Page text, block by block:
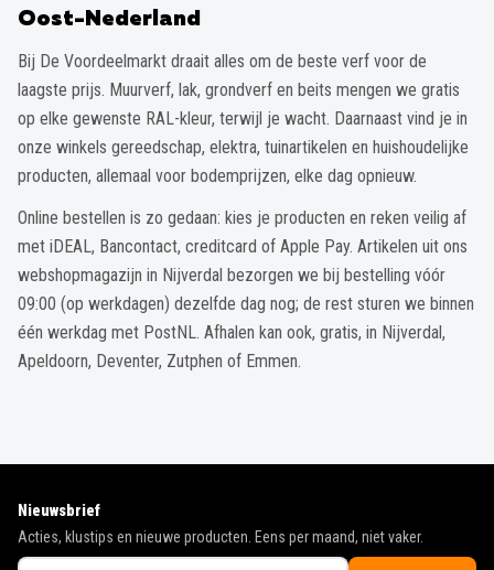
Oost-Nederland
Bij De Voordeelmarkt draait alles om de beste verf voor de
laagste prijs. Muurverf, lak, grondverf en beits mengen we gratis
op elke gewenste RAL-kleur, terwijl je wacht. Daarnaast vind je in
onze winkels gereedschap, elektra, tuinartikelen en huishoudelijke
producten, allemaal voor bodemprijzen, elke dag opnieuw.
Online bestellen is zo gedaan: kies je producten en reken veilig af
met iDEAL, Bancontact, creditcard of Apple Pay. Artikelen uit ons
webshopmagazijn in Nijverdal bezorgen we bij bestelling vóór
09:00 (op werkdagen) dezelfde dag nog; de rest sturen we binnen
één werkdag met PostNL. Afhalen kan ook, gratis, in Nijverdal,
Apeldoorn, Deventer, Zutphen of Emmen.
Nieuwsbrief
Acties, klustips en nieuwe producten. Eens per maand, niet vaker.